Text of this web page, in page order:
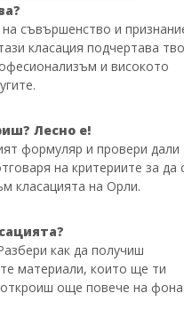
съвършенство и
класация подчертава
и високото
Лесно е!
формуляр и провери дали
на критериите за да
класацията на Орли.
как да получиш
материали, които ще ти
още повече на